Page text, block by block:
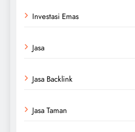
Investasi Emas
Jasa
Jasa Backlink
Jasa Taman